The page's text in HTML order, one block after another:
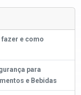
fazer e como
para
e Bebidas